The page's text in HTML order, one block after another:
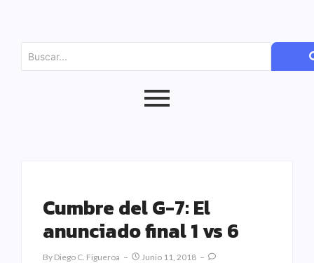
Cumbre del G-7: El
anunciado final 1 vs 6
By Diego C. Figueroa Junio 11, 2018